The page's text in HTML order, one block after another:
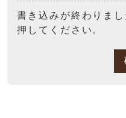
書き込みが終わりま
押してください。